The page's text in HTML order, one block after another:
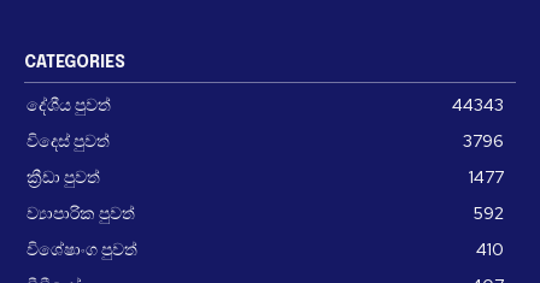
CATEGORIES
දේශීය පුවත්
44343
විදෙස් පුවත්
3796
ක්‍රීඩා පුවත්
1477
ව්‍යාපාරික පුවත්
592
විශේෂාංග පුවත්
410